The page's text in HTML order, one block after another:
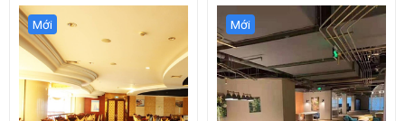
Mới Mới